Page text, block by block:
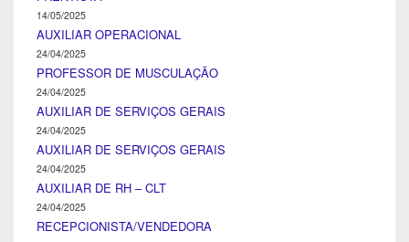
14/05/2025
AUXILIAR OPERACIONAL
24/04/2025
PROFESSOR DE MUSCULAÇÃO
24/04/2025
AUXILIAR DE SERVIÇOS GERAIS
24/04/2025
AUXILIAR DE SERVIÇOS GERAIS
24/04/2025
AUXILIAR DE RH – CLT
24/04/2025
RECEPCIONISTA/VENDEDORA